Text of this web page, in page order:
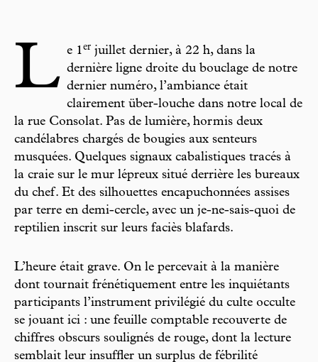
L e 1er juillet dernier, à 22 h, dans la
dernière ligne droite du bouclage de notre
dernier numéro, l’ambiance était
clairement über-louche dans notre local de
la rue Consolat. Pas de lumière, hormis deux
candélabres chargés de bougies aux senteurs
musquées. Quelques signaux cabalistiques tracés à
la craie sur le mur lépreux situé derrière les bureaux
du chef. Et des silhouettes encapuchonnées assises
par terre en demi-cercle, avec un je-ne-sais-quoi de
reptilien inscrit sur leurs faciès blafards.
L’heure était grave. On le percevait à la manière
dont tournait frénétiquement entre les inquiétants
participants l’instrument privilégié du culte occulte
se jouant ici : une feuille comptable recouverte de
chiffres obscurs soulignés de rouge, dont la lecture
semblait leur insuffler un surplus de fébrilité